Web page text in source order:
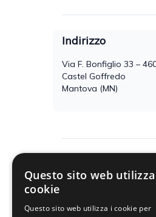
Indirizzo
Via F. Bonfiglio 33 –
Castel Goffredo
Mantova (MN)
Imposte dirette
Questo sito web utilizza
cookie
Questo sito web utilizza i cookie per